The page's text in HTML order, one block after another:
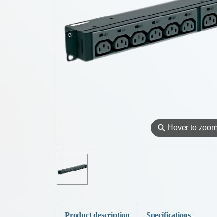
⚲ Hover to zoom
Product description Specifications